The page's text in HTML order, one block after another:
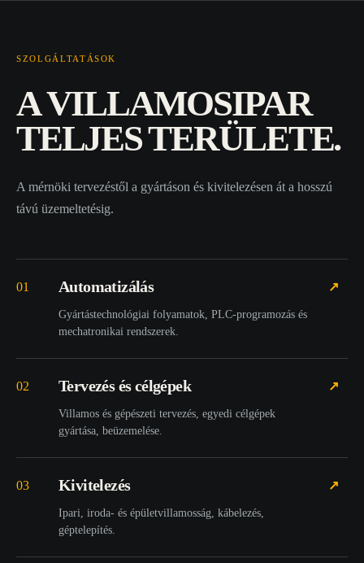
SZOLGÁLTATÁSOK
A VILLAMOSIPAR
TELJES TERÜLETE.
A mérnöki tervezéstől a gyártáson és kivitelezésen át a hosszú
távú üzemeltetésig.
01 Automatizálás
Gyártástechnológiai folyamatok, PLC-programozás és
mechatronikai rendszerek.
↗
02 Tervezés és célgépek
Villamos és gépészeti tervezés, egyedi célgépek
gyártása, beüzemelése.
↗
03 Kivitelezés
Ipari, iroda- és épületvillamosság, kábelezés,
géptelepítés.
↗